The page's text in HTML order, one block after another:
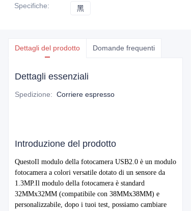
Specifiche: 黑
Dettagli del prodotto Domande frequenti
Dettagli essenziali
Spedizione: Corriere espresso
Introduzione del prodotto
QuestoIl modulo della fotocamera USB2.0 è un modulo
fotocamera a colori versatile dotato di un sensore da
1.3MP.Il modulo della fotocamera è standard
32MMx32MM (compatibile con 38MMx38MM) e
personalizzabile, dopo i tuoi test, possiamo cambiare